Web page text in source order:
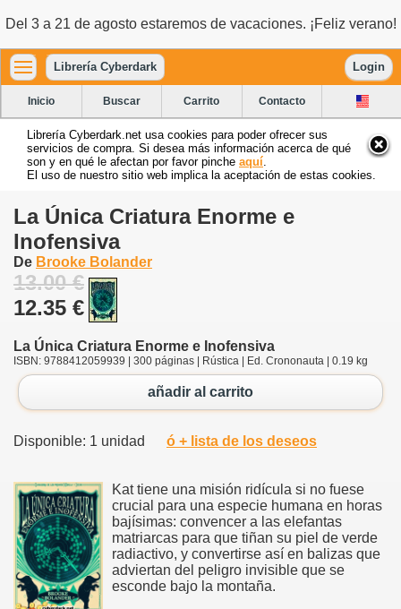
Del 3 a 21 de agosto estaremos de vacaciones. ¡Feliz verano!
Librería Cyberdark Login
Inicio Buscar Carrito Contacto
Librería Cyberdark.net usa cookies para poder ofrecer sus
servicios de compra. Si desea más información acerca de qué
son y en qué le afectan por favor pinche aquí
El uso de nuestro sitio web implica la aceptación de estas cookies.
La Única Criatura Enorme e
Inofensiva
De Brooke Bolander
13.00 €
12.35 €
La Única Criatura Enorme e Inofensiva
ISBN: 9788412059939 | 300 páginas | Rústica | Ed. Crononauta | 0.19 kg
añadir al carrito
Disponible: 1 unidad ó + lista de los deseos
Kat tiene una misión ridícula si no fuese
crucial para una especie humana en horas
bajísimas: convencer a las elefantas
matriarcas para que tiñan su piel de verde
radiactivo, y convertirse así en balizas que
adviertan del peligro invisible que se
esconde bajo la montaña.